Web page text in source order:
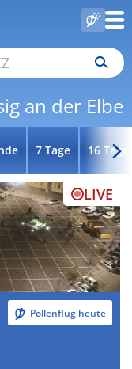
an der Elbe
7 Tage 16 Tage
LIVE
Pollenflug heute